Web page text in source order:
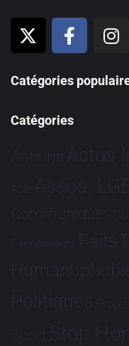
Catégories
Catégories
Actions Actus
Asie Assos.
Communiqués
Evénements Faits
Politiques Projets
Sport Stop